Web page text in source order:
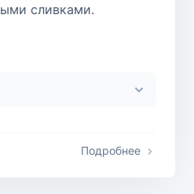
сливками.
Подробнее